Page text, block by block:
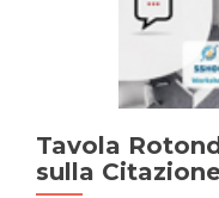
Tavola
sulla